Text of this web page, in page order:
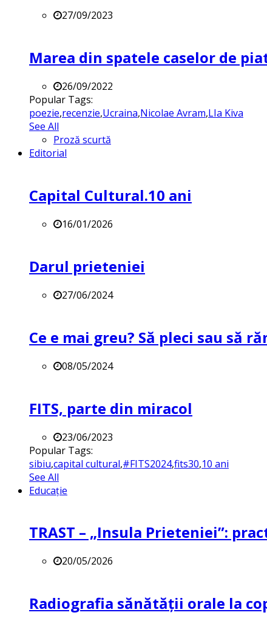
27/09/2023
Marea din spatele caselor de
26/09/2022
Popular Tags:
poezie,recenzie,Ucraina,Nicolae Avram,LIa Kiva
See All
Proză scurtă
Editorial
Capital Cultural.10 ani
16/01/2026
Darul prieteniei
27/06/2024
Ce e mai greu? Să pleci sau să
08/05/2024
FITS, parte din miracol
23/06/2023
Popular Tags:
sibiu,capital cultural,#FITS2024,fits30,10 ani
See All
Educație
TRAST – „Insula Prieteniei”:
20/05/2026
Radiografia sănătății orale la